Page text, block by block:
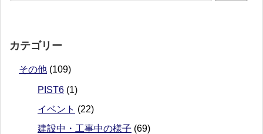
カテゴリー
その他 (109)
PIST6 (1)
イベント (22)
建設中・工事中の様子 (69)